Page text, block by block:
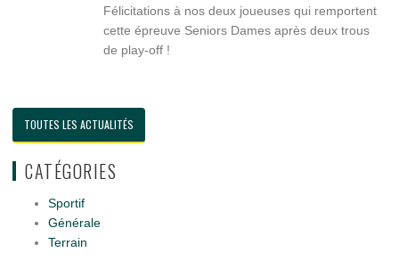
Félicitations à nos deux joueuses qui remportent
cette épreuve Seniors Dames après deux trous
de play-off !
TOUTES LES ACTUALITÉS
CATÉGORIES
Sportif
Générale
Terrain